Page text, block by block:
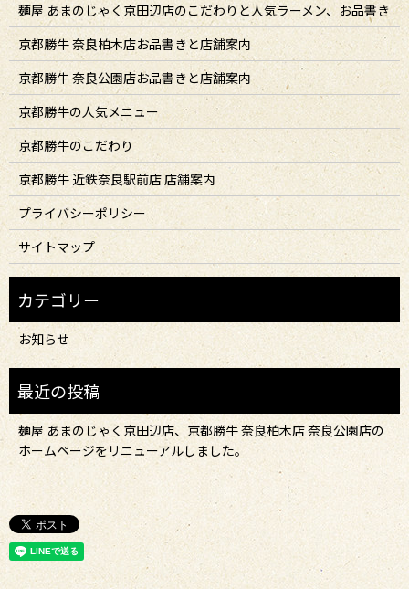
麺屋 あまのじゃく京田辺店のこだわりと人気ラーメン、お品書き
京都勝牛 奈良柏木店お品書きと店舗案内
京都勝牛 奈良公園店お品書きと店舗案内
京都勝牛の人気メニュー
京都勝牛のこだわり
京都勝牛 近鉄奈良駅前店 店舗案内
プライバシーポリシー
サイトマップ
お知らせ
麺屋 あまのじゃく京田辺店、京都勝牛 奈良柏木店 奈良公園店の
ホームページをリニューアルしました。